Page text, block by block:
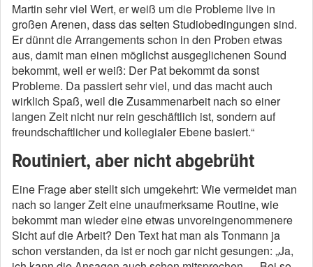
Martin sehr viel Wert, er weiß um die Probleme live in
großen Arenen, dass das selten Studiobedingungen sind.
Er dünnt die Arrangements schon in den Proben etwas
aus, damit man einen möglichst ausgeglichenen Sound
bekommt, weil er weiß: Der Pat bekommt da sonst
Probleme. Da passiert sehr viel, und das macht auch
wirklich Spaß, weil die Zusammenarbeit nach so einer
langen Zeit nicht nur rein geschäftlich ist, sondern auf
freundschaftlicher und kollegialer Ebene basiert.“
Routiniert, aber nicht abgebrüht
Eine Frage aber stellt sich umgekehrt: Wie vermeidet man
nach so langer Zeit eine unaufmerksame Routine, wie
bekommt man wieder eine etwas unvoreingenommenere
Sicht auf die Arbeit? Den Text hat man als Tonmann ja
schon verstanden, da ist er noch gar nicht gesungen: „Ja,